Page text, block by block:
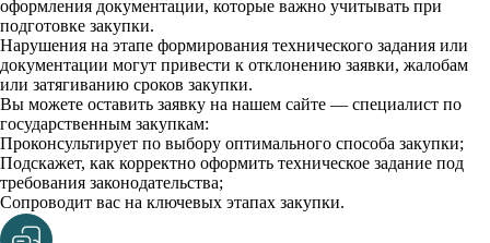
оформления документации, которые важно учитывать при
подготовке закупки.
Нарушения на этапе формирования технического задания или
документации могут привести к отклонению заявки, жалобам
или затягиванию сроков закупки.
Вы можете оставить заявку на нашем сайте — специалист по
государственным закупкам:
Проконсультирует по выбору оптимального способа закупки;
Подскажет, как корректно оформить техническое задание под
требования законодательства;
Сопроводит вас на ключевых этапах закупки.